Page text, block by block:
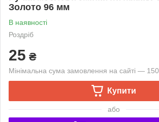
Золото 96 мм
В наявності
Роздріб
25 ₴
Мінімальна сума замовлення на сайті —
Купити
або